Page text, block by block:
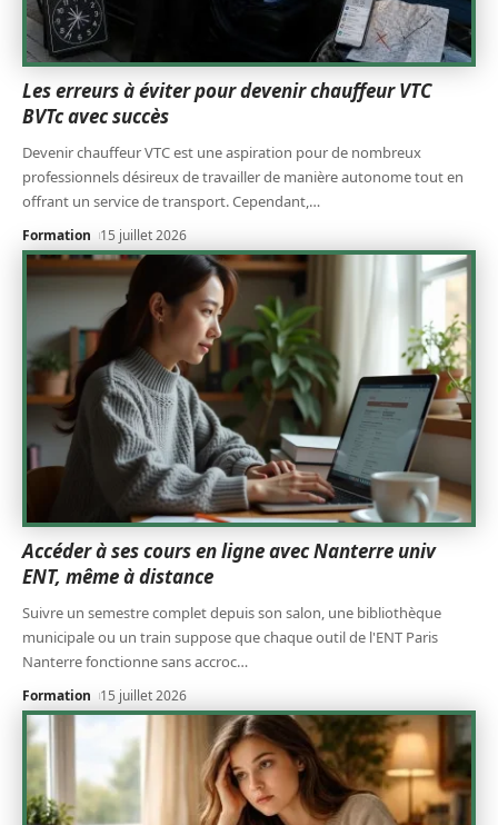
Les erreurs à éviter pour devenir chauffeur VTC
BVTc avec succès
Devenir chauffeur VTC est une aspiration pour de nombreux
professionnels désireux de travailler de manière autonome tout en
offrant un service de transport. Cependant,…
Formation 15 juillet 2026
Accéder à ses cours en ligne avec Nanterre univ
ENT, même à distance
Suivre un semestre complet depuis son salon, une bibliothèque
municipale ou un train suppose que chaque outil de l'ENT Paris
Nanterre fonctionne sans accroc…
Formation 15 juillet 2026